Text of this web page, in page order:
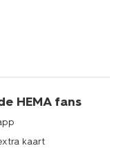
HEMA fans
kaart